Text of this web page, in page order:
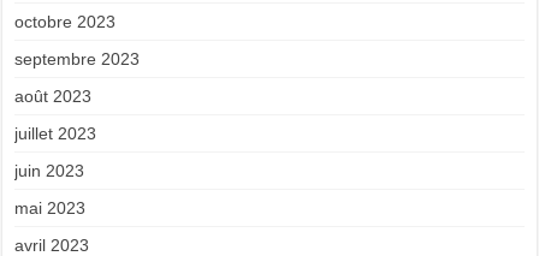
octobre 2023
septembre 2023
août 2023
juillet 2023
juin 2023
mai 2023
avril 2023